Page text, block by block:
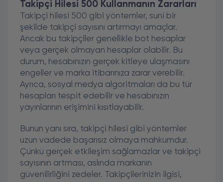
Takipçi Hilesi 500 Kullanmanın Zararları
Takipçi hilesi 500 gibi yöntemler, suni bir
şekilde takipçi sayısını artırmayı amaçlar.
Ancak bu takipçiler genellikle bot hesaplar
veya gerçek olmayan hesaplar olabilir. Bu
durum, hesabınızın gerçek kitleye ulaşmasını
engeller ve marka itibarınıza zarar verebilir.
Ayrıca, sosyal medya algoritmaları da bu tür
hesapları tespit edebilir ve hesabınızın
yayınlarının erişimini kısıtlayabilir.
Bunun yanı sıra, takipçi hilesi gibi yöntemler
uzun vadede başarısız olmaya mahkumdur.
Çünkü gerçek etkileşim sağlamazlar ve takipçi
sayısının artması, aslında markanın
güvenilirliğini zedeler. Takipçilerinizin ilgisi,